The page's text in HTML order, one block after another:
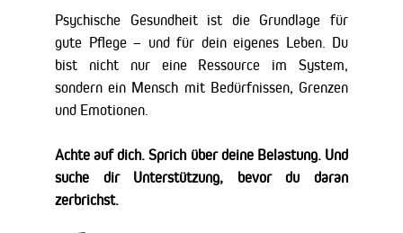
Psychische Gesundheit ist die Grundlage für
gute Pflege – und für dein eigenes Leben. Du
bist nicht nur eine Ressource im System,
sondern ein Mensch mit Bedürfnissen, Grenzen
und Emotionen.
Achte auf dich. Sprich über deine Belastung. Und
suche dir Unterstützung, bevor du daran
zerbrichst.